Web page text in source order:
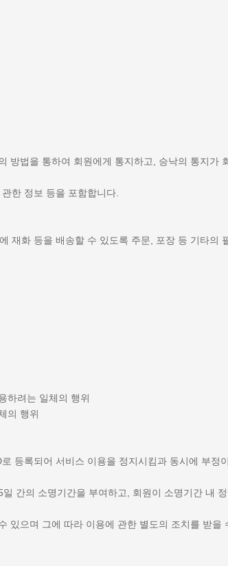
방법을 통하여 회원에게 통지하고, 승낙의 통지가
한 정보 등을 포함합니다.
재화 등을 배송할 수 있도록 주문, 포장 등 기타의
하려는 일체의 행위
의 행위
등록되어 서비스 이용을 정지시킴과 동시에 부정
간의 소명기간을 부여하고, 회원이 소명기간 내
있으며 그에 따라 이용에 관한 별도의 조치를 받을